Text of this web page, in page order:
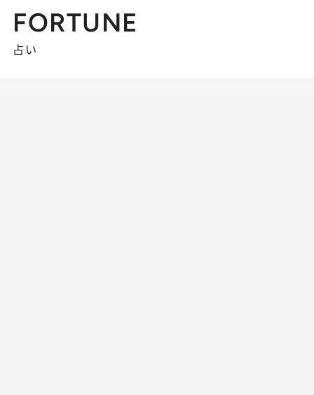
FORTUNE
占い